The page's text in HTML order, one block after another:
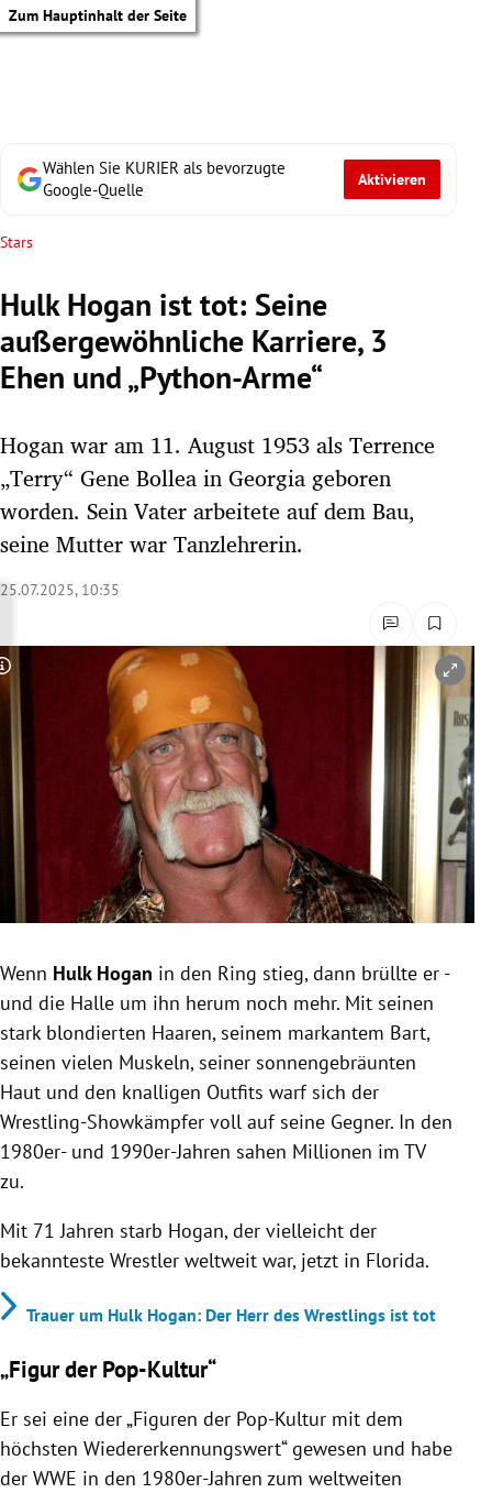
Zum Hauptinhalt der Seite
Untermenü
Untermenü
Untermenü
Untermenü
Untermenü
Untermenü
Untermenü
Wählen Sie KURIER als bevorzugte
Google-Quelle
Aktivieren
Stars
Hulk Hogan ist tot: Seine
außergewöhnliche Karriere, 3
Ehen und „Python-Arme“
Hogan war am 11. August 1953 als Terrence
„Terry“ Gene Bollea in Georgia geboren
worden. Sein Vater arbeitete auf dem Bau,
seine Mutter war Tanzlehrerin.
25.07.2025, 10:35
Copyright-Hinweis öffnen/schließen
Wenn Hulk Hogan in den Ring stieg, dann brüllte er -
und die Halle um ihn herum noch mehr. Mit seinen
stark blondierten Haaren, seinem markantem Bart,
seinen vielen Muskeln, seiner sonnengebräunten
Haut und den knalligen Outfits warf sich der
Wrestling-Showkämpfer voll auf seine Gegner. In den
1980er- und 1990er-Jahren sahen Millionen im TV
zu.
Mit 71 Jahren starb Hogan, der vielleicht der
bekannteste Wrestler weltweit war, jetzt in Florida.
Trauer um Hulk Hogan: Der Herr des Wrestlings ist tot
„Figur der Pop-Kultur“
Er sei eine der „Figuren der Pop-Kultur mit dem
höchsten Wiedererkennungswert“ gewesen und habe
der WWE in den 1980er-Jahren zum weltweiten